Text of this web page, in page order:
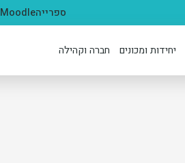
ספרייהMoodle
יחידות ומכונים חברה וקהילה